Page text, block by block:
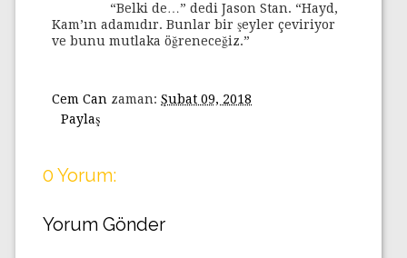
“Belki de…” dedi Jason Stan. “Hayd,
Kam’ın adamıdır. Bunlar bir şeyler çeviriyor
ve bunu mutlaka öğreneceğiz.”
Cem Can zaman: Şubat 09, 2018
Paylaş
0 Yorum:
Yorum Gönder